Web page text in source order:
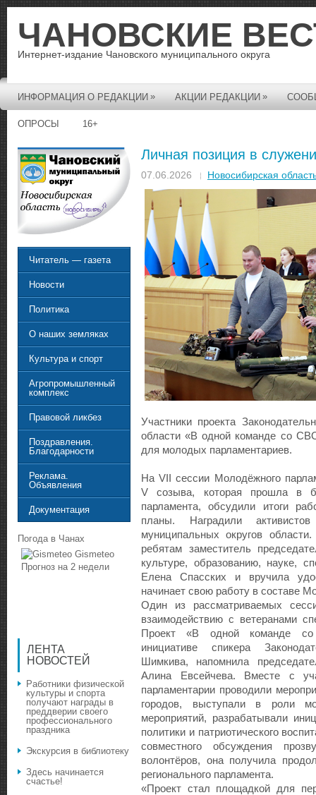
ЧАНОВСКИЕ
Интернет-издание Чановского муниципального округа
ИНФОРМАЦИЯ О РЕДАКЦИИ » АКЦИИ РЕДАКЦИИ »
ОПРОСЫ 16+
Личная позиция в
07.06.2026 Новосибирская
Участники проекта
области «В одной команде со
для молодых парламентариев.
На VII сессии Молодёжного
V созыва, которая прошла в
парламента, обсудили итоги
планы. Наградили
муниципальных округов
ребятам заместитель
культуре, образованию, науке,
Елена Спасских и вручила
начинает свою работу в составе
Один из рассматриваемых
взаимодействию с ветеранами
Проект «В одной команде
инициативе спикера
Шимкива, напомнила
Алина Евсейчева. Вместе с
парламентарии проводили
городов, выступали в роли
мероприятий, разрабатывали
политики и патриотического
совместного обсуждения
волонтёров, она получила
регионального парламента.
«Проект стал площадкой для
Читатель — газета
Новости
Политика
О наших земляках
Культура и спорт
Агропромышленный
комплекс
Правовой ликбез
Поздравления.
Благодарности
Реклама.
Объявления
Документация
Погода в Чанах
Gismeteo
Прогноз на 2 недели
ЛЕНТА
НОВОСТЕЙ
Работники физической
культуры и спорта
получают награды в
преддверии своего
профессионального
праздника
Экскурсия в библиотеку
Здесь начинается
счастье!